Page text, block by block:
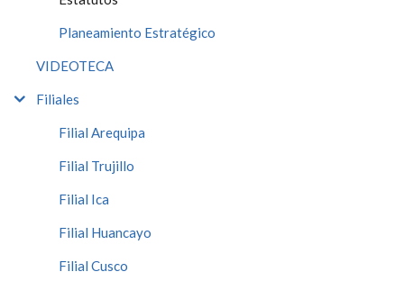
Planeamiento Estratégico
VIDEOTECA
Filiales
Filial Arequipa
Filial Trujillo
Filial Ica
Filial Huancayo
Filial Cusco